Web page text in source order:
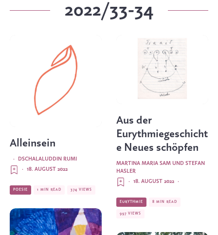
2022/33-34
Alleinsein
DSCHALALUDDIN RUMI
·
18. AUGUST 2022
·
POESIE 1 MIN READ 374 VIEWS
Aus der
Eurythmiegeschicht
e Neues schöpfen
MARTINA MARIA SAM UND STEFAN
HASLER
·
18. AUGUST 2022
·
EURYTHMIE 8 MIN READ
997 VIEWS